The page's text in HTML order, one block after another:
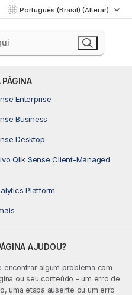
Português (Brasil) (Alterar)
PÁGINA
Enterprise
Business
Desktop
Qlik Sense Client-Managed
Platform
AJUDOU?
encontrar algum problema com
ou seu conteúdo – um erro de
uma etapa ausente ou um erro